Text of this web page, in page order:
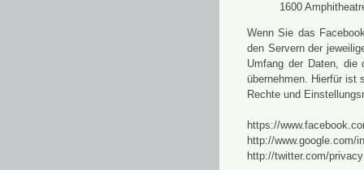
1600
Wenn Sie das
den Servern der
Umfang der Daten, die
übernehmen. Hierfür ist
Rechte und
https://
http://www.google.com/
http://twitter.com/privacy